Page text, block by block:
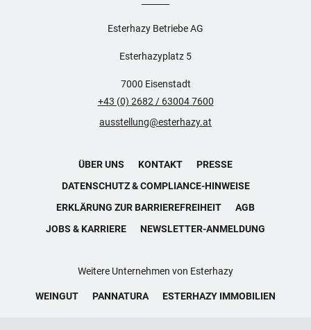
Esterhazy Betriebe AG
Esterhazyplatz 5
7000 Eisenstadt
+43 (0) 2682 / 63004 7600
ausstellung@esterhazy.at
ÜBER UNS KONTAKT
PRESSE
DATENSCHUTZ & COMPLIANCE-HINWEISE
ERKLÄRUNG ZUR BARRIEREFREIHEIT
AGB
JOBS & KARRIERE
NEWSLETTER-ANMELDUNG
Weitere Unternehmen von Esterhazy
WEINGUT PANNATURA ESTERHAZY IMMOBILIEN